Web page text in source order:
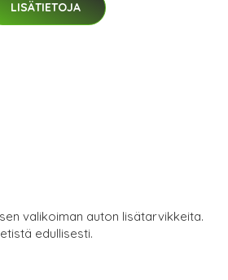
LISÄTIETOJA
valikoiman auton lisätarvikkeita.
edullisesti.